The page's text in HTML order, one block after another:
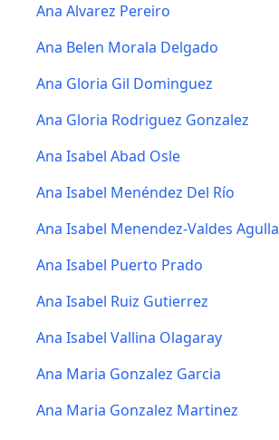
Ana Alvarez Pereiro
Ana Belen Morala Delgado
Ana Gloria Gil Dominguez
Ana Gloria Rodriguez Gonzalez
Ana Isabel Abad Osle
Ana Isabel Menéndez Del Río
Ana Isabel Menendez-Valdes Agulla
Ana Isabel Puerto Prado
Ana Isabel Ruiz Gutierrez
Ana Isabel Vallina Olagaray
Ana Maria Gonzalez Garcia
Ana Maria Gonzalez Martinez